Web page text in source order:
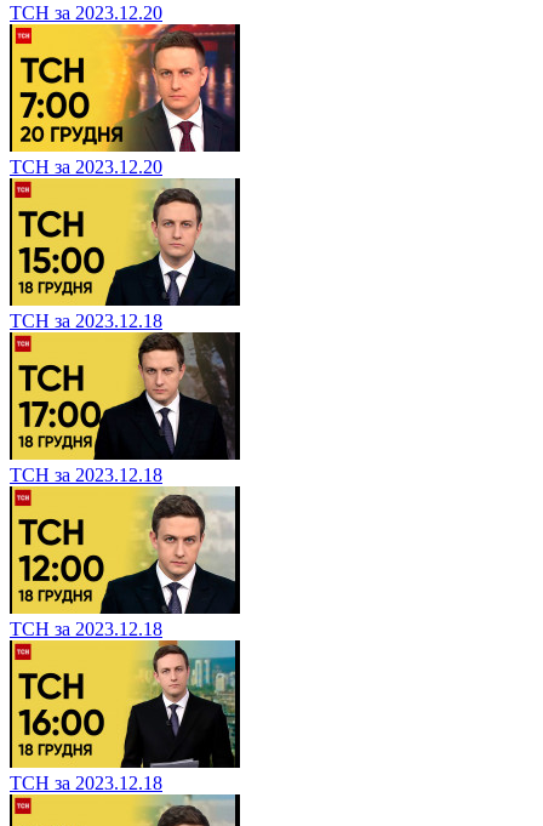
ТСН за 2023.12.20
ТСН за 2023.12.20
ТСН за 2023.12.18
ТСН за 2023.12.18
ТСН за 2023.12.18
ТСН за 2023.12.18